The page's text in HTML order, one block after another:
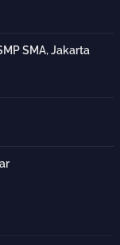
SMA, Jakarta